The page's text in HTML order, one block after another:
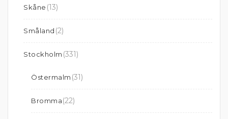
Skåne (13)
Småland (2)
Stockholm (331)
Östermalm (31)
Bromma(22)